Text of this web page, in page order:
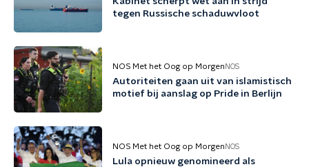
tegen Russische schaduwvloot
NOS Met het Oog op Morgen NOS
Autoriteiten gaan uit van islamistisch
motief bij aanslag op Pride in Berlijn
NOS Met het Oog op Morgen NOS
Lula opnieuw genomineerd als